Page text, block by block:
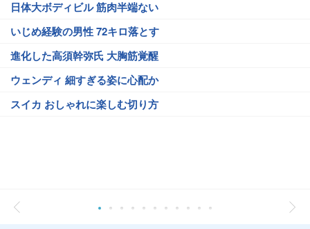
日体大ボディビル 筋肉半端ない
いじめ経験の男性 72キロ落とす
進化した高須幹弥氏 大胸筋覚醒
ウェンディ 細すぎる姿に心配か
スイカ おしゃれに楽しむ切り方